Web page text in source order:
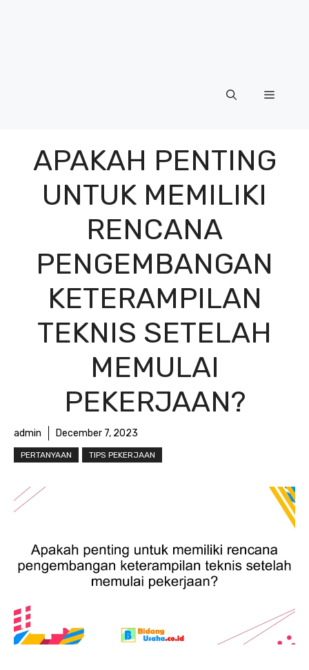
Menu
APAKAH PENTING
UNTUK MEMILIKI
RENCANA
PENGEMBANGAN
KETERAMPILAN
TEKNIS SETELAH
MEMULAI
PEKERJAAN?
admin December 7, 2023
PERTANYAAN TIPS PEKERJAAN